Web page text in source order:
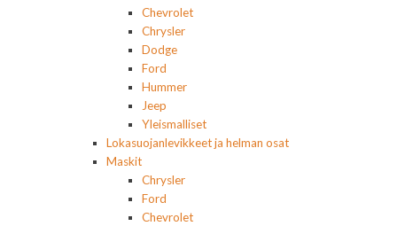
Chevrolet
Chrysler
Dodge
Ford
Hummer
Jeep
Yleismalliset
Lokasuojanlevikkeet ja helman osat
Maskit
Chrysler
Ford
Chevrolet